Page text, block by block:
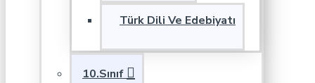
Türk Dili Ve Edebiyatı
10.Sınıf